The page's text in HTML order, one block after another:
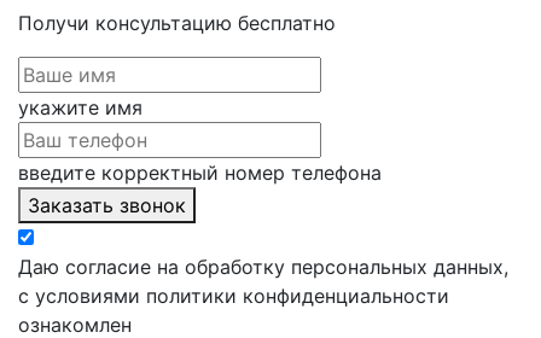
Получи консультацию бесплатно
укажите имя
введите корректный номер телефона
Заказать звонок
Даю согласие на обработку персональных данных,
с условиями политики конфиденциальности
ознакомлен